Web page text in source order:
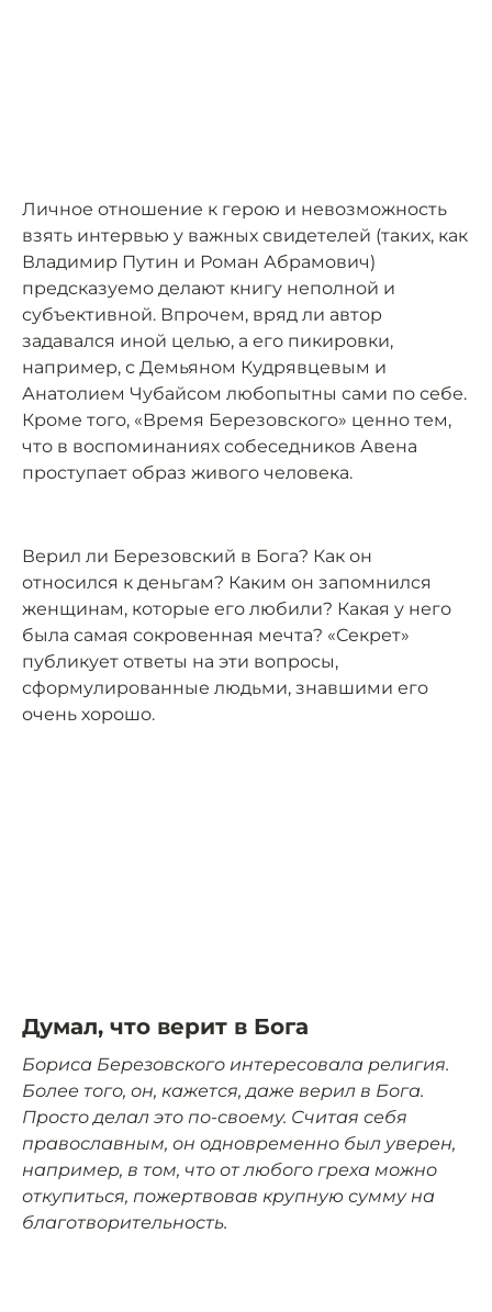
Личное отношение к герою и невозможность
взять интервью у важных свидетелей (таких, как
Владимир Путин и Роман Абрамович)
предсказуемо делают книгу неполной и
субъективной. Впрочем, вряд ли автор
задавался иной целью, а его пикировки,
например, с Демьяном Кудрявцевым и
Анатолием Чубайсом любопытны сами по себе.
Кроме того, «Время Березовского» ценно тем,
что в воспоминаниях собеседников Авена
проступает образ живого человека.
Верил ли Березовский в Бога? Как он
относился к деньгам? Каким он запомнился
женщинам, которые его любили? Какая у него
была самая сокровенная мечта? «Секрет»
публикует ответы на эти вопросы,
сформулированные людьми, знавшими его
очень хорошо.
Думал, что верит в Бога
Бориса Березовского интересовала религия.
Более того, он, кажется, даже верил в Бога.
Просто делал это по-своему. Считая себя
православным, он одновременно был уверен,
например, в том, что от любого греха можно
откупиться, пожертвовав крупную сумму на
благотворительность.